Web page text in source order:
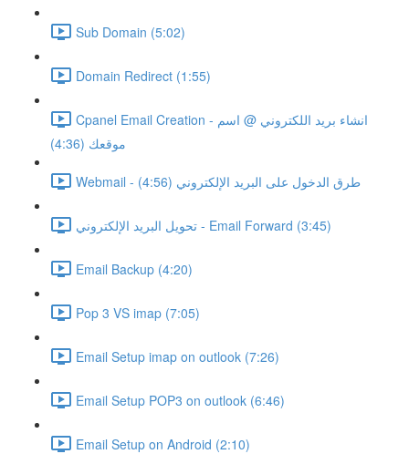
Sub Domain (5:02)
Domain Redirect (1:55)
Cpanel Email Creation - انشاء بريد اللكتروني @ اسم
موقعك (4:36)
Webmail - طرق الدخول على البريد الإلكتروني (4:56)
تحويل البريد الإلكتروني - Email Forward (3:45)
Email Backup (4:20)
Pop 3 VS imap (7:05)
Email Setup imap on outlook (7:26)
Email Setup POP3 on outlook (6:46)
Email Setup on Android (2:10)